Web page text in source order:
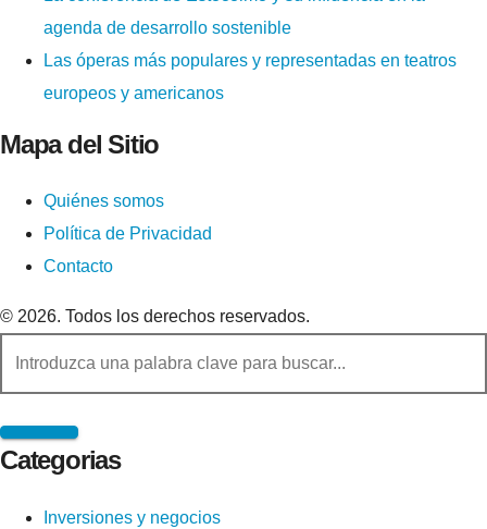
agenda de desarrollo sostenible
Las óperas más populares y representadas en teatros
europeos y americanos
Mapa del Sitio
Quiénes somos
Política de Privacidad
Contacto
© 2026. Todos los derechos reservados.
Categorias
Inversiones y negocios